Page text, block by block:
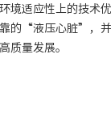
境适应性上的技术
靠的“液压心脏”，
质量发展。